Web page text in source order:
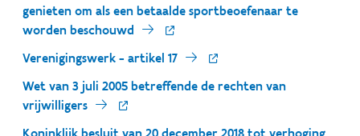
genieten om als een betaalde sportbeoefenaar te
worden beschouwd
Verenigingswerk - artikel 17
Wet van 3 juli 2005 betreffende de rechten van
vrijwilligers